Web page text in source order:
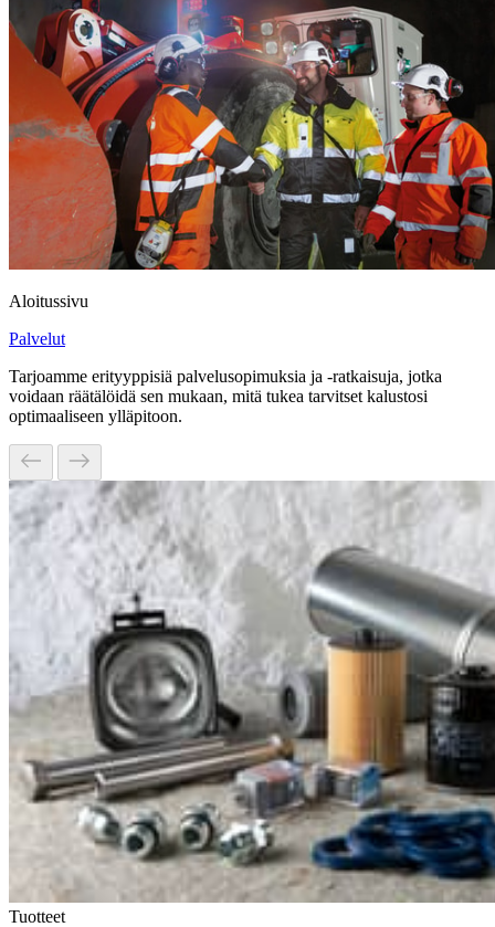
Aloitussivu
Palvelut
Tarjoamme erityyppisiä palvelusopimuksia ja -ratkaisuja, jotka
voidaan räätälöidä sen mukaan, mitä tukea tarvitset kalustosi
optimaaliseen ylläpitoon.
Tuotteet